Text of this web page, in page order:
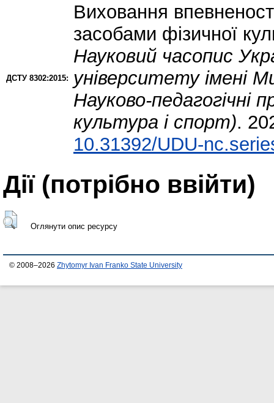
ДСТУ 8302:2015:
Виховання
засобами фізичної
Науковий часопис
університету імені
Науково-педагогічні
культура і спорт).
10.31392/UDU-
Дії ​​(потрібно ввійти)
Оглянути опис ресурсу
© 2008–2026 Zhytomyr Ivan Franko State University